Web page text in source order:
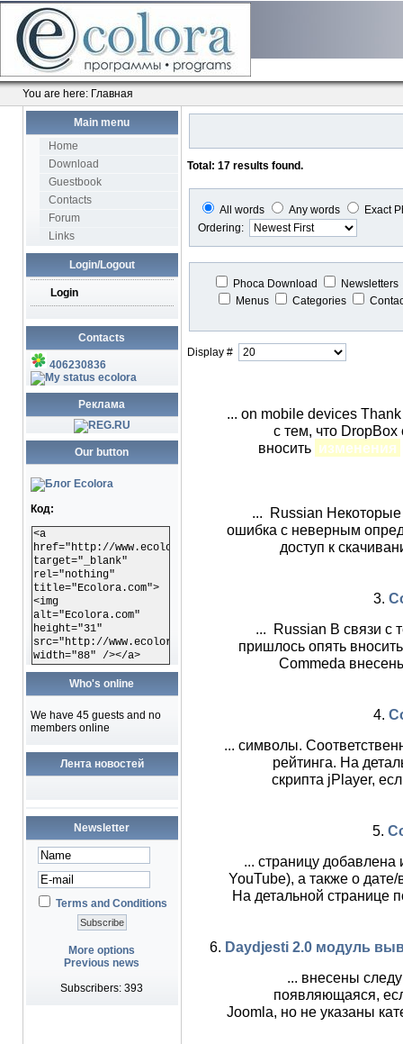
You are here: Главная
Main menu
Home
Download
Guestbook
Contacts
Forum
Links
Login/Logout
Login
Contacts
406230836
ecolora
Реклама
Our button
Код:
<a
href="http://www.ecolora.com"
target="_blank"
rel="nothing"
title="Ecolora.com">
<img
alt="Ecolora.com"
height="31"
src="http://www.ecolora.com/images/ecoloracom.gif"
width="88" /></a>
Who's online
We have 45 guests and no
members online
Лента новостей
Newsletter
Terms and Conditions
More options
Previous news
Subscribers: 393
Total: 17 results found.
All words Any words
Exact
Ordering:
Phoca Download
Newsletters
Menus
Categories
Display #
... on mobile devices
с тем, что
вносить изменения
... Russian
ошибка с неверным
доступ к
3.
... Russian В связи с
пришлось опять
Commeda
4.
... символы.
рейтинга. На
скрипта jPlayer,
5.
... страницу
YouTube), а также о
На детальной странице
6. Daydjesti 2.0 модуль
... внесены
появляющаяся,
Joomla, но не указаны